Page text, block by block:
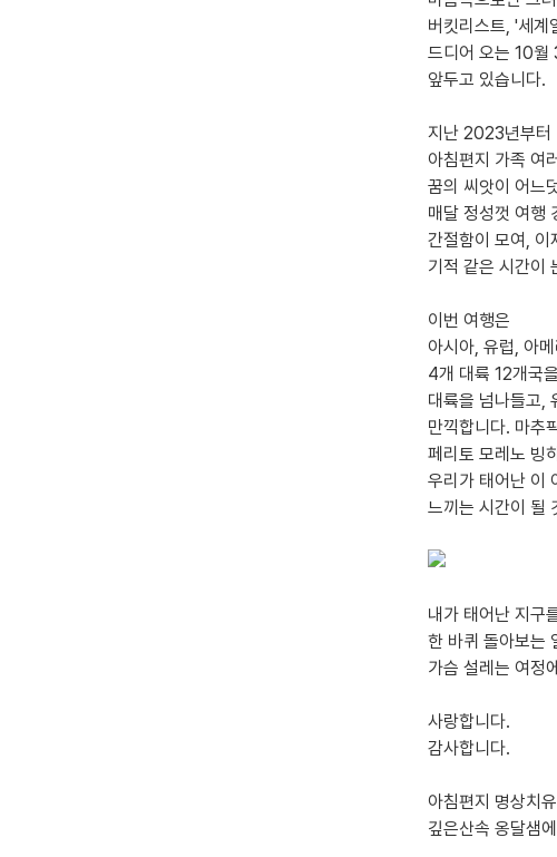
버킷리스트, '세계
드디어 오는 10월
앞두고 있습니다.
지난 2023년부터
아침편지 가족 여
꿈의 씨앗이 어느
매달 정성껏 여행
간절함이 모여, 이
기적 같은 시간이
이번 여행은
아시아, 유럽, 아
4개 대륙 12개국
대륙을 넘나들고,
만끽합니다. 마추
페리토 모레노 빙
우리가 태어난 이
느끼는 시간이 될
내가 태어난 지구
한 바퀴 돌아보는
가슴 설레는 여정
사랑합니다.
감사합니다.
아침편지 명상치
깊은산속 옹달샘